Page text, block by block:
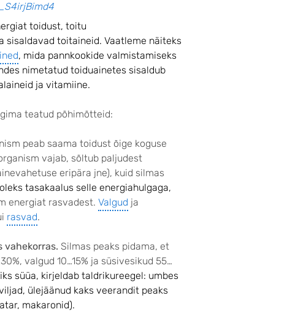
toidust, toitu
sisaldavadtoitaineid. Vaatleme näiteks
, mida pannkookide valmistamiseks
nimetatud toiduainetes sisaldub
ja vitamiine.
teatud põhimõtteid:
peab saama toidust õige koguse
vajab, sõltub paljudest
eripära jne), kuid silmas
tasakaalus selle energiahulgaga,
energiat rasvadest.Valgud ja
rasvad.
vahekorras.Silmas peaks pidama, et
valgud 10…15% ja süsivesikud 55…
süüa, kirjeldab taldrikureegel: umbes
ülejäänud kaks veerandit peaks
makaronid).